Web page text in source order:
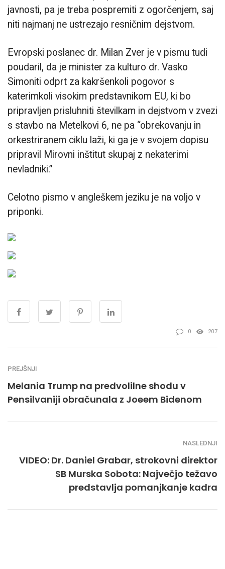
javnosti, pa je treba pospremiti z ogorčenjem, saj
niti najmanj ne ustrezajo resničnim dejstvom.
Evropski poslanec dr. Milan Zver je v pismu tudi
poudaril, da je minister za kulturo dr. Vasko
Simoniti odprt za kakršenkoli pogovor s
katerimkoli visokim predstavnikom EU, ki bo
pripravljen prisluhniti številkam in dejstvom v zvezi
s stavbo na Metelkovi 6, ne pa “obrekovanju in
orkestriranem ciklu laži, ki ga je v svojem dopisu
pripravil Mirovni inštitut skupaj z nekaterimi
nevladniki.”
Celotno pismo v angleškem jeziku je na voljo v
priponki.
0 207
PREJŠNJI
Melania Trump na predvolilne shodu v
Pensilvaniji obračunala z Joeem Bidenom
NASLEDNJI
VIDEO: Dr. Daniel Grabar, strokovni direktor
SB Murska Sobota: Največjo težavo
predstavlja pomanjkanje kadra